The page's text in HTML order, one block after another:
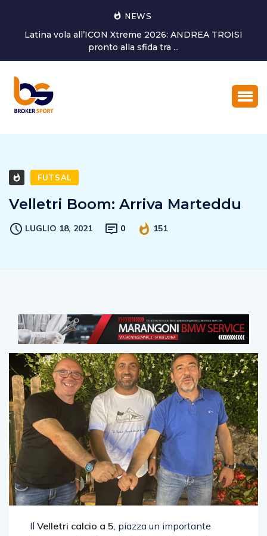
NEWS
Alessandro Bagni torna a dedicarsi alla crescita del
settore giovanile...
FUTSAL
Velletri Boom: Arriva Marteddu
LUGLIO 18, 2021 0 151
Il Velletri calcio a 5, piazza un importante